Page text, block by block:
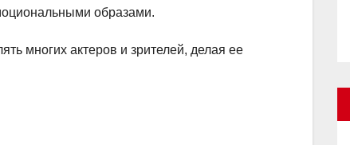
образами.
многих актеров и зрителей, делая ее